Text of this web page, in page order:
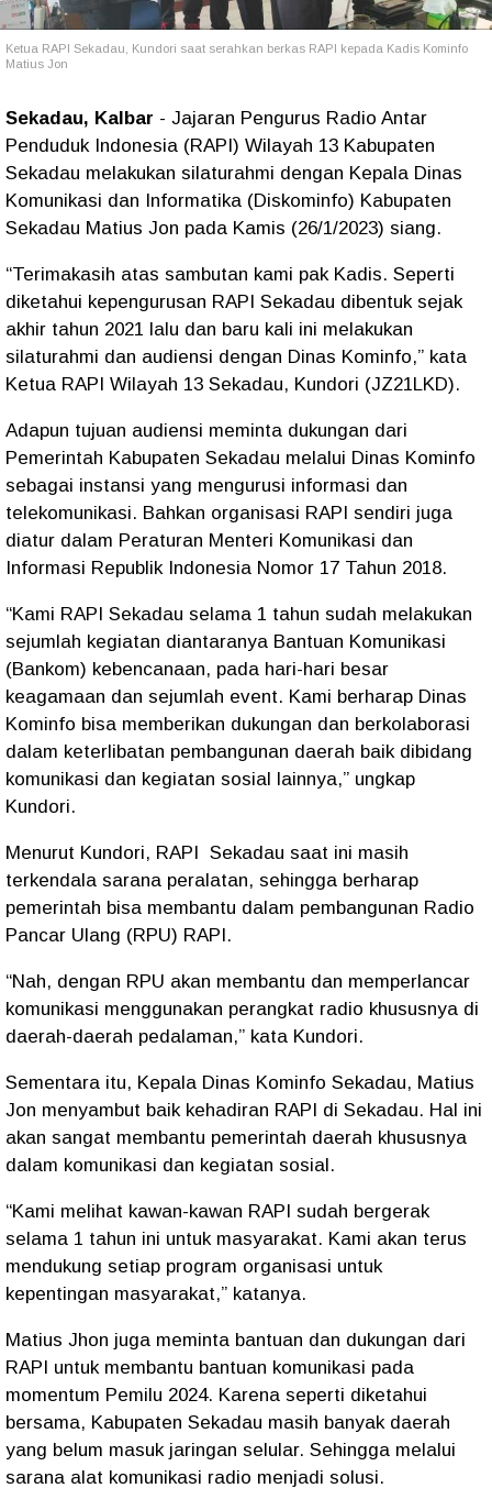
Ketua RAPI Sekadau, Kundori saat serahkan berkas RAPI kepada Kadis Kominfo
Matius Jon
Sekadau, Kalbar - Jajaran Pengurus Radio Antar
Penduduk Indonesia (RAPI) Wilayah 13 Kabupaten
Sekadau melakukan silaturahmi dengan Kepala Dinas
Komunikasi dan Informatika (Diskominfo) Kabupaten
Sekadau Matius Jon pada Kamis (26/1/2023) siang.
“Terimakasih atas sambutan kami pak Kadis. Seperti
diketahui kepengurusan RAPI Sekadau dibentuk sejak
akhir tahun 2021 lalu dan baru kali ini melakukan
silaturahmi dan audiensi dengan Dinas Kominfo,” kata
Ketua RAPI Wilayah 13 Sekadau, Kundori (JZ21LKD).
Adapun tujuan audiensi meminta dukungan dari
Pemerintah Kabupaten Sekadau melalui Dinas Kominfo
sebagai instansi yang mengurusi informasi dan
telekomunikasi. Bahkan organisasi RAPI sendiri juga
diatur dalam Peraturan Menteri Komunikasi dan
Informasi Republik Indonesia Nomor 17 Tahun 2018.
“Kami RAPI Sekadau selama 1 tahun sudah melakukan
sejumlah kegiatan diantaranya Bantuan Komunikasi
(Bankom) kebencanaan, pada hari-hari besar
keagamaan dan sejumlah event. Kami berharap Dinas
Kominfo bisa memberikan dukungan dan berkolaborasi
dalam keterlibatan pembangunan daerah baik dibidang
komunikasi dan kegiatan sosial lainnya,” ungkap
Kundori.
Menurut Kundori, RAPI Sekadau saat ini masih
terkendala sarana peralatan, sehingga berharap
pemerintah bisa membantu dalam pembangunan Radio
Pancar Ulang (RPU) RAPI.
“Nah, dengan RPU akan membantu dan memperlancar
komunikasi menggunakan perangkat radio khususnya di
daerah-daerah pedalaman,” kata Kundori.
Sementara itu, Kepala Dinas Kominfo Sekadau, Matius
Jon menyambut baik kehadiran RAPI di Sekadau. Hal ini
akan sangat membantu pemerintah daerah khususnya
dalam komunikasi dan kegiatan sosial.
“Kami melihat kawan-kawan RAPI sudah bergerak
selama 1 tahun ini untuk masyarakat. Kami akan terus
mendukung setiap program organisasi untuk
kepentingan masyarakat,” katanya.
Matius Jhon juga meminta bantuan dan dukungan dari
RAPI untuk membantu bantuan komunikasi pada
momentum Pemilu 2024. Karena seperti diketahui
bersama, Kabupaten Sekadau masih banyak daerah
yang belum masuk jaringan selular. Sehingga melalui
sarana alat komunikasi radio menjadi solusi.